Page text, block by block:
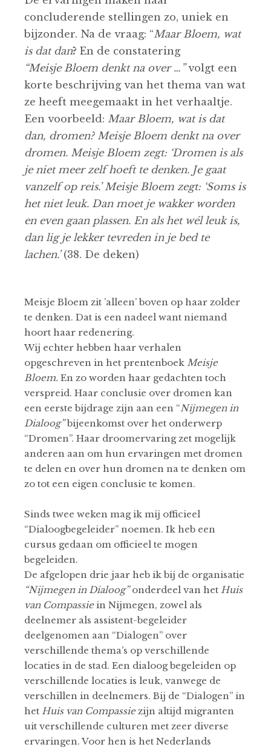
concluderende stellingen zo, uniek en
bijzonder. Na de vraag: “Maar Bloem, wat
is dat dan? En de constatering
“Meisje Bloem denkt na over …”volgt een
korte beschrijving van het thema van wat
ze heeft meegemaakt in het verhaaltje.
Een voorbeeld: Maar Bloem, wat is dat
dan, dromen? Meisje Bloem denkt na over
dromen. Meisje Bloem zegt: ‘Dromen is als
je niet meer zelf hoeft te denken. Je gaat
vanzelf op reis.’ Meisje Bloem zegt: ‘Soms is
het niet leuk. Dan moet je wakker worden
en even gaan plassen. En als het wél leuk is,
dan lig je lekker tevreden in je bed te
lachen.’(38. De deken)
Meisje Bloem zit ’alleen’ boven op haar zolder
te denken. Dat is een nadeel want niemand
hoort haar redenering.
Wij echter hebben haar verhalen
opgeschreven in het prentenboek Meisje
Bloem. En zo worden haar gedachten toch
verspreid. Haar conclusie over dromen kan
een eerste bijdrage zijn aan een “Nijmegen in
Dialoog”bijeenkomst over het onderwerp
“Dromen”. Haar droomervaring zet mogelijk
anderen aan om hun ervaringen met dromen
te delen en over hun dromen na te denken om
zo tot een eigen conclusie te komen.
Sinds twee weken mag ik mij officieel
“Dialoogbegeleider” noemen. Ik heb een
cursus gedaan om officieel te mogen
begeleiden.
De afgelopen drie jaar heb ik bij de organisatie
“Nijmegen in Dialoog”onderdeel van het Huis
van Compassiein Nijmegen, zowel als
deelnemer als assistent-begeleider
deelgenomen aan “Dialogen” over
verschillende thema’s op verschillende
locaties in de stad. Een dialoog begeleiden op
verschillende locaties is leuk, vanwege de
verschillen in deelnemers. Bij de “Dialogen” in
het Huis van Compassiezijn altijd migranten
uit verschillende culturen met zeer diverse
ervaringen. Voor hen is het Nederlands